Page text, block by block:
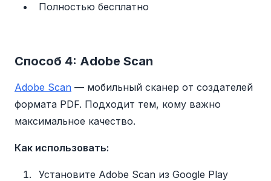
Полностью бесплатно
Способ 4: Adobe Scan
Adobe Scan — мобильный сканер от создателей
формата PDF. Подходит тем, кому важно
максимальное качество.
Как использовать:
Установите Adobe Scan из Google Play